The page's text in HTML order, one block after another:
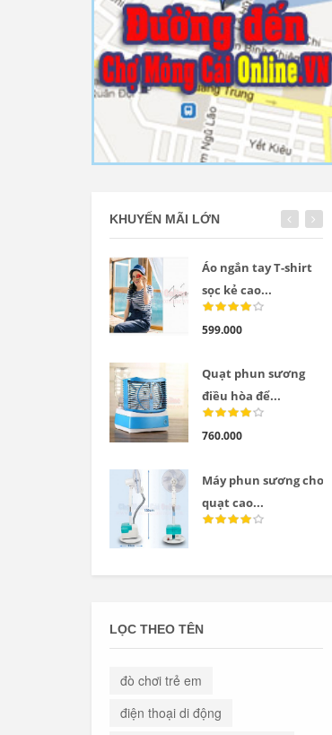
KHUYẾN MÃI LỚN
Áo ngắn tay T-shirt
sọc kẻ cao...
599.000
Quạt phun sương
điều hòa để...
760.000
Máy phun sương cho
quạt cao...
LỌC THEO TÊN
đò chơi trẻ em
điện thoại di động